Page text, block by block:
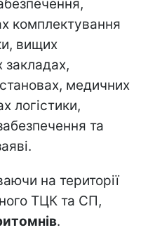
комплектування
вищих
закладах,
медичних
логістики,
та
на території
ТЦК та СП,
.